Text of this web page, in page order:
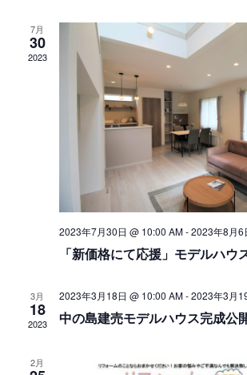
7月
30
2023
2023年7月30日 @ 10:00 AM-2023年8月6
「新価格にて応援」モデルハウ
3月
18
2023
2023年3月18日 @ 10:00 AM-2023年3月
中の島建売モデルハウス完成公
2月